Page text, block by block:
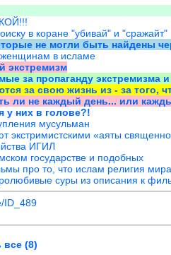
в коране "убивай" и "сражайт"
не могли быть найдены
в исламе
экстремизм
за пропаганду экстремизма
за свою жизнь из - за того,
ли не каждый день... или
у них в голове?!
мусульман
экстримистскими «аяты
ИГИЛ
государстве и подобных
про то, что ислам религия
суры из описания к
ID_489
все (8)